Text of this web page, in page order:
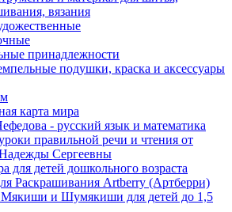
вязания
принадлежности
подушки, краска и аксессуары
карта мира
- русский язык и математика
правильной речи и чтения от
Сергеевны
для детей дошкольного возраста
Раскрашивания Artberry (Артберри)
и Шумякиши для детей до 1,5